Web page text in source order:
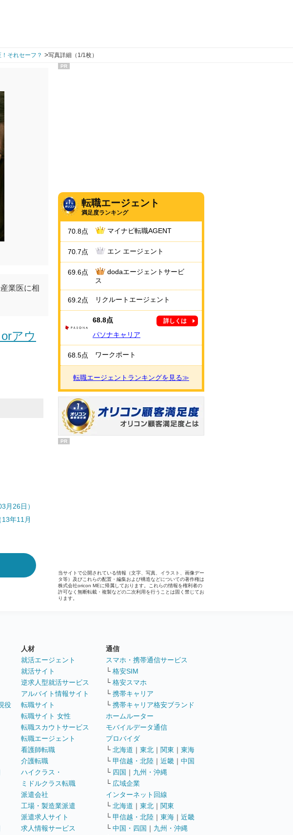
それセーフ？ >写真詳細（1/1枚）
業医に相
アウ
月26日）
年11月
PR
転職エージェント
満足度ランキング
70.8点 マイナビ転職AGENT
70.7点 エン エージェント
69.6点
dodaエージェントサービ
ス
69.2点 リクルートエージェント
68.8点 詳しくは
パソナキャリア
68.5点 ワークポート
転職エージェントランキングを見る≫
PR
当サイトで公開されている情報（文字、写真、イラスト、画像デー
タ等）及びこれらの配置・編集および構造などについての著作権は
株式会社oricon MEに帰属しております。これらの情報を権利者の
許可なく無断転載・複製などの二次利用を行うことは固く禁じてお
ります。
役
人材
就活エージェント
就活サイト
逆求人型就活サービス
アルバイト情報サイト
転職サイト
転職サイト 女性
転職スカウトサービス
転職エージェント
看護師転職
介護転職
ハイクラス・
ミドルクラス転職
派遣会社
工場・製造業派遣
派遣求人サイト
求人情報サービス
通信
スマホ・携帯通信サービス
└ 格安SIM
└ 格安スマホ
└ 携帯キャリア
└ 携帯キャリア格安ブランド
ホームルーター
モバイルデータ通信
プロバイダ
└ 北海道 ｜ 東北 ｜ 関東 ｜ 東海
└ 甲信越・北陸 ｜ 近畿 ｜ 中国
└ 四国 ｜ 九州・沖縄
└ 広域企業
インターネット回線
└ 北海道 ｜ 東北 ｜ 関東
└ 甲信越・北陸 ｜ 東海 ｜ 近畿
└ 中国・四国 ｜ 九州・沖縄